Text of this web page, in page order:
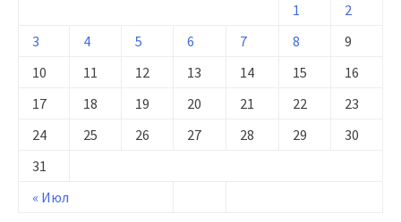
« Июл
1
2
3
4 5 6 7 8
9
10
11 12 13 14 15
16
17
18 19 20 21 22
23
24
25 26 27 28 29
30
31